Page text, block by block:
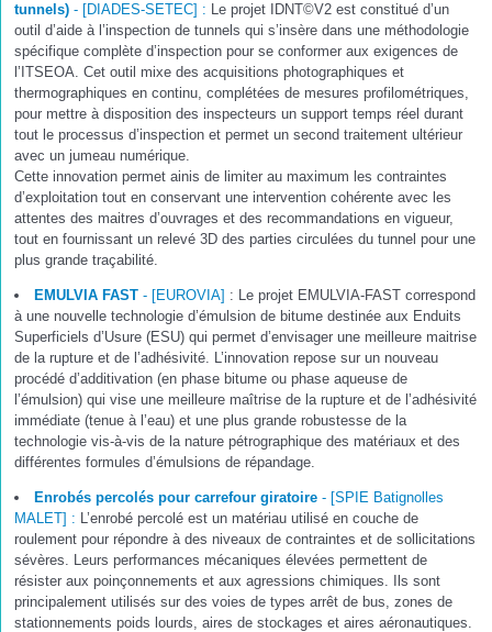
tunnels) - [DIADES-SETEC] : Le projet IDNT©V2 est constitué d’un
outil d’aide à l’inspection de tunnels qui s’insère dans une méthodologie
spécifique complète d’inspection pour se conformer aux exigences de
l’ITSEOA. Cet outil mixe des acquisitions photographiques et
thermographiques en continu, complétées de mesures profilométriques,
pour mettre à disposition des inspecteurs un support temps réel durant
tout le processus d’inspection et permet un second traitement ultérieur
avec un jumeau numérique.
Cette innovation permet ainis de limiter au maximum les contraintes
d’exploitation tout en conservant une intervention cohérente avec les
attentes des maitres d’ouvrages et des recommandations en vigueur,
tout en fournissant un relevé 3D des parties circulées du tunnel pour une
plus grande traçabilité.
EMULVIA FAST - [EUROVIA] : Le projet EMULVIA-FAST correspond
à une nouvelle technologie d’émulsion de bitume destinée aux Enduits
Superficiels d’Usure (ESU) qui permet d’envisager une meilleure maitrise
de la rupture et de l’adhésivité. L’innovation repose sur un nouveau
procédé d’additivation (en phase bitume ou phase aqueuse de
l’émulsion) qui vise une meilleure maîtrise de la rupture et de l’adhésivité
immédiate (tenue à l’eau) et une plus grande robustesse de la
technologie vis-à-vis de la nature pétrographique des matériaux et des
différentes formules d’émulsions de répandage.
Enrobés percolés pour carrefour giratoire - [SPIE Batignolles
MALET] : L’enrobé percolé est un matériau utilisé en couche de
roulement pour répondre à des niveaux de contraintes et de sollicitations
sévères. Leurs performances mécaniques élevées permettent de
résister aux poinçonnements et aux agressions chimiques. Ils sont
principalement utilisés sur des voies de types arrêt de bus, zones de
stationnements poids lourds, aires de stockages et aires aéronautiques.